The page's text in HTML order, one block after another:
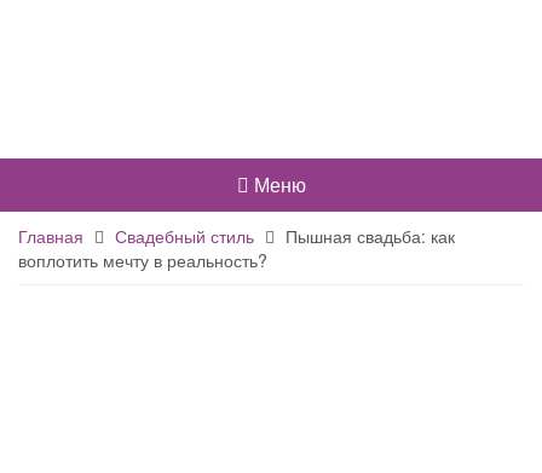
Меню
Главная Свадебный стиль
Пышная свадьба: как
воплотить мечту в реальность?